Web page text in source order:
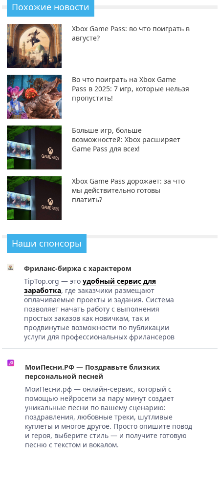
Похожие новости
Xbox Game Pass: во что поиграть в
августе?
Во что поиграть на Xbox Game
Pass в 2025: 7 игр, которые нельзя
пропустить!
Больше игр, больше
возможностей: Xbox расширяет
Game Pass для всех!
Xbox Game Pass дорожает: за что
мы действительно готовы
платить?
Наши спонсоры
Фриланс-биржа с характером
TipTop.org — это удобный сервис для
заработка, где заказчики размещают
оплачиваемые проекты и задания. Система
позволяет начать работу с выполнения
простых заказов как новичкам, так и
продвинутые возможности по публикации
услуги для профессиональных фрилансеров
МоиПесни.РФ — Поздравьте близких
персональной песней
МоиПесни.рф — онлайн-сервис, который с
помощью нейросети за пару минут создает
уникальные песни по вашему сценарию:
поздравления, любовные треки, шутливые
куплеты и многое другое. Просто опишите повод
и героя, выберите стиль — и получите готовую
песню с текстом и вокалом.